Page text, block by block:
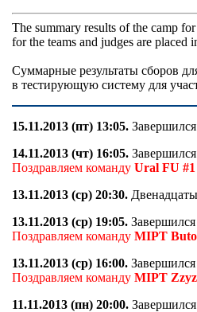
The summary results of the camp
for the teams and judges are placed
Суммарные результаты сборов
в тестирующую систему для
15.11.2013 (пт) 13:05.
14.11.2013 (чт) 16:05.
Поздравляем команду Ural FU #1
13.11.2013 (ср) 20:30.
13.11.2013 (ср) 19:05.
Поздравляем команду MIPT
13.11.2013 (ср) 16:00.
Поздравляем команду MIPT
11.11.2013 (пн) 20:00.